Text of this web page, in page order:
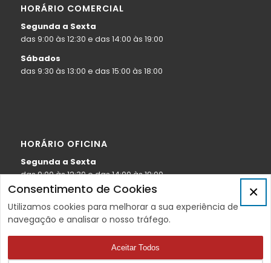
HORÁRIO COMERCIAL
Segunda a Sexta
das 9:00 às 12:30 e das 14:00 às 19:00
Sábados
das 9:30 às 13:00 e das 15:00 às 18:00
HORÁRIO OFICINA
Segunda a Sexta
das 9:00 às 12:30 e das 14:00 às 19:00
Sábados
das 9:30 às 13:00
×
Consentimento de Cookies
Utilizamos cookies para melhorar a sua experiência de
navegação e analisar o nosso tráfego.
Aceitar Todos